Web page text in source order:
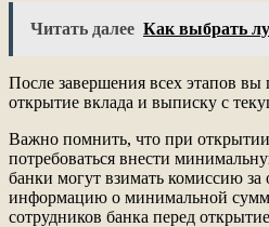
Читать далее Как выбрать
После завершения всех этапов вы
открытие вклада и выписку с
Важно помнить, что при
потребоваться внести
банки могут взимать комиссию
информацию о минимальной
сотрудников банка перед